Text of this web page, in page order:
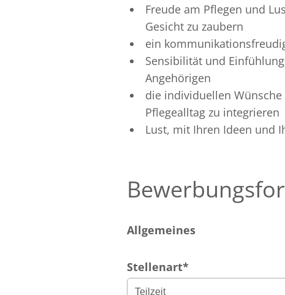
Freude am Pflegen und
Gesicht zu zaubern
ein
Sensibilität und
Angehörigen
die individuellen
Pflegealltag zu integrieren
Lust, mit Ihren Ideen und
Allgemeines
Stellenart*